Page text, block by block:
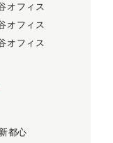
オフィス
オフィス
オフィス
都心